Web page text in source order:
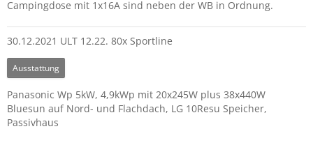
Campingdose mit 1x16A sind neben der WB in Ordnung.
30.12.2021 ULT 12.22. 80x Sportline
Ausstattung
Panasonic Wp 5kW, 4,9kWp mit 20x245W plus 38x440W
Bluesun auf Nord- und Flachdach, LG 10Resu Speicher,
Passivhaus